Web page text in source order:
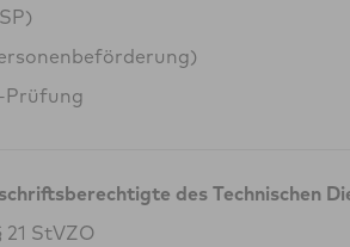
Prüfung
des Technischen
StVZO